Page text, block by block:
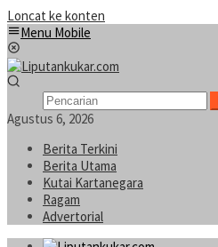
Loncat ke konten
Menu Mobile
Agustus 6, 2026
Berita Terkini
Berita Utama
Kutai Kartanegara
Ragam
Advertorial